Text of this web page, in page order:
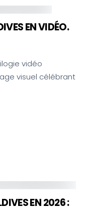
EN VIDÉO.
vidéo
visuel célébrant
EN 2026 :